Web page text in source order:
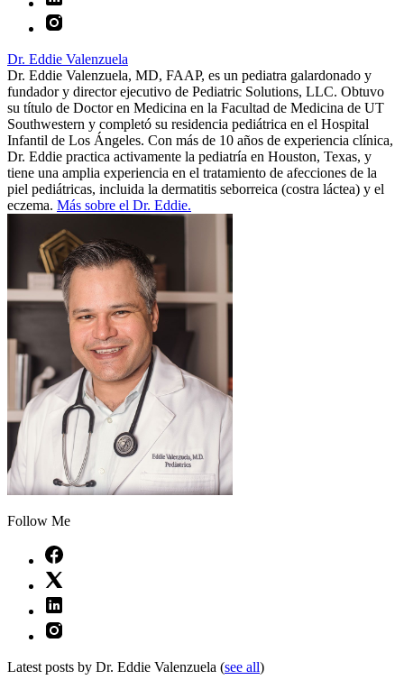
Dr. Eddie Valenzuela
Dr. Eddie Valenzuela, MD, FAAP, es un pediatra galardonado y
fundador y director ejecutivo de Pediatric Solutions, LLC. Obtuvo
su título de Doctor en Medicina en la Facultad de Medicina de UT
Southwestern y completó su residencia pediátrica en el Hospital
Infantil de Los Ángeles. Con más de 10 años de experiencia clínica,
Dr. Eddie practica activamente la pediatría en Houston, Texas, y
tiene una amplia experiencia en el tratamiento de afecciones de la
piel pediátricas, incluida la dermatitis seborreica (costra láctea) y el
eczema. Más sobre el Dr. Eddie.
Follow Me
Latest posts by Dr. Eddie Valenzuela (see all)